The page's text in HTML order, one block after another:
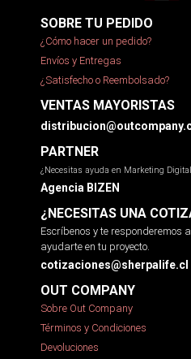
SOBRE TU PEDIDO
¿Cómo hacer un pedido?
Envíos y Entregas
¿Satisfecho o Reembolsado?
VENTAS MAYORISTAS
PARTNER
¿Necesitas ayuda en Marketing
Agencia BIZEN
¿NECESITAS UNA
Escríbenos y te
ayudarte en tu proyecto.
cotizaciones@sherpalife.cl
OUT COMPANY
Sobre Out Company
Términos y Condiciones
Devoluciones